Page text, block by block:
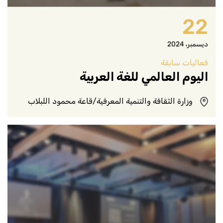
22
ديسمبر، 2024
فعاليات سابقة
اليوم العالمي للغة العربية
وزارة الثقافة والتنمية المعرفية/قاعة محمود اللبلاب